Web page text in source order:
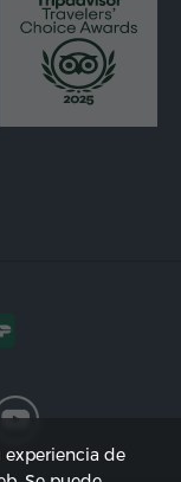
experiencia de